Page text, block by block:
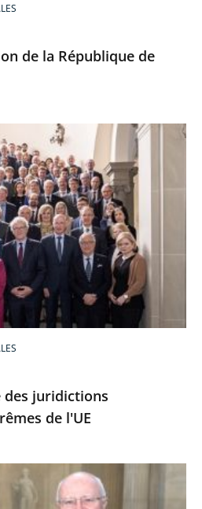
de la République de
des juridictions
de l'UE